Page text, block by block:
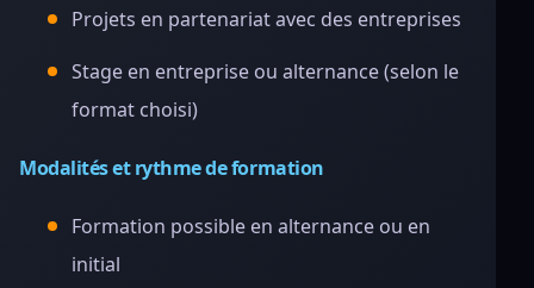
Projets en partenariat avec des entreprises
Stage en entreprise ou alternance (selon le
format choisi)
Modalités et rythme de formation
Formation possible en alternance ou en
initial